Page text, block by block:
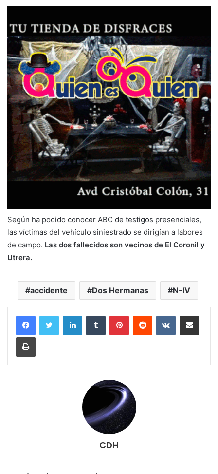
Según ha podido conocer ABC de testigos presenciales,
las víctimas del vehículo siniestrado se dirigían a labores
de campo. Las dos fallecidos son vecinos de El Coronil y
Utrera.
accidente Dos Hermanas N-IV
CDH